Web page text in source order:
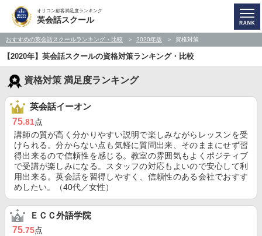
オリコン顧客満足度ランキング
英会話スクール
おすすめの英会話スクールランキング・比較 2020年版 資格対策
【2020年】英会話スクールの資格対策ランキング・比較
資格対策 満足度ランキング
英会話イーオン
75.81点
講師の質が高く分かりやすい説明で楽しみながらレッスンを受
けられる。分からない点も気軽に質問出来、そのままにせず習
得出来るので信頼性を感じる。教室の雰囲気もよくポジティブ
で受講が楽しみになる。スタッフの対応もよいので安心して利
用出来る。英会話を習得しやすく、信頼性のある会社でおすす
めしたい。（40代／女性）
ＥＣＣ外語学院
75.75点